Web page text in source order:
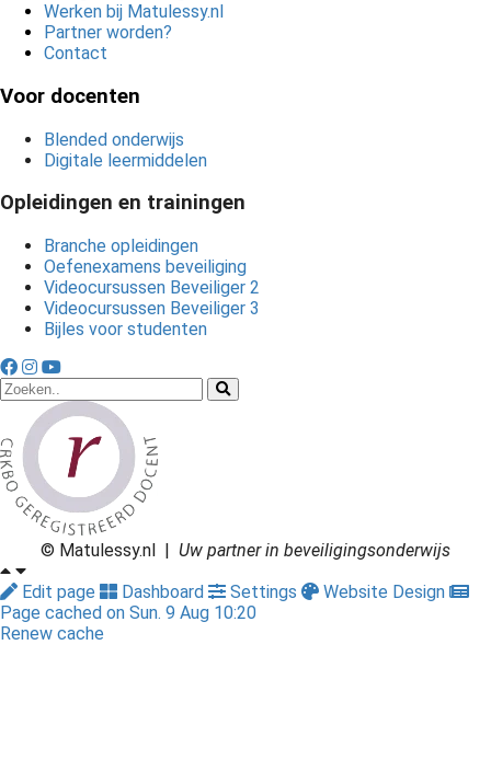
Werken bij Matulessy.nl
Partner worden?
Contact
Voor docenten
Blended onderwijs
Digitale leermiddelen
Opleidingen en trainingen
Branche opleidingen
Oefenexamens beveiliging
Videocursussen Beveiliger 2
Videocursussen Beveiliger 3
Bijles voor studenten
© Matulessy.nl | Uw partner in beveiligingsonderwijs
Edit page
Dashboard Settings
Website Design
Page cached on Sun. 9 Aug 10:20
Renew cache